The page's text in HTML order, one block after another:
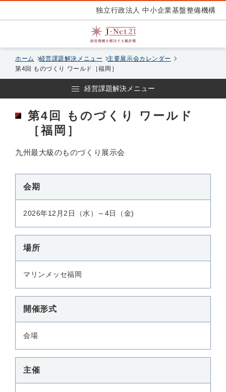
独立行政法人 中小企業基盤整備機構
ホーム 経営課題解決メニュー
主要展示会カレンダー
第4回 ものづくり ワールド［福岡］
経営課題解決メニュー
第4回 ものづくり ワールド
［福岡］
九州最大級のものづくり展示会
会期
2026年12月2日（水）～4日（金)
場所
マリンメッセ福岡
開催形式
会場
主催